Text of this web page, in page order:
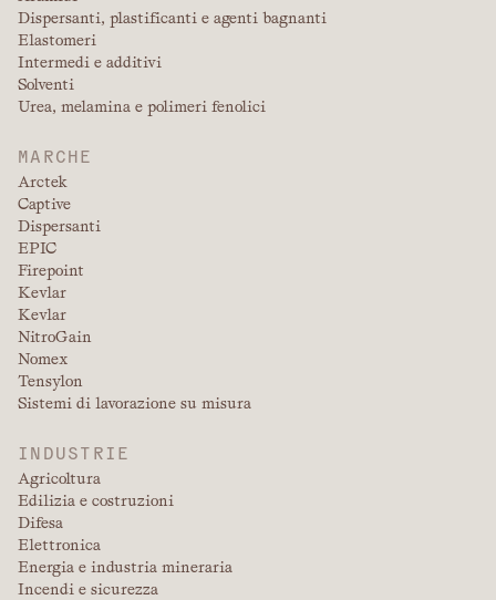
Dispersanti, plastificanti e agenti bagnanti
Elastomeri
Intermedi e additivi
Solventi
Urea, melamina e polimeri fenolici
MARCHE
Arctek
Captive
Dispersanti
EPIC
Firepoint
Kevlar
Kevlar
NitroGain
Nomex
Tensylon
Sistemi di lavorazione su misura
INDUSTRIE
Agricoltura
Edilizia e costruzioni
Difesa
Elettronica
Energia e industria mineraria
Incendi e sicurezza